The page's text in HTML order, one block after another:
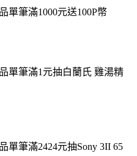
單筆滿1000元送100P幣
單筆滿1元抽白蘭氏 雞湯精
單筆滿2424元抽Sony 3II 65